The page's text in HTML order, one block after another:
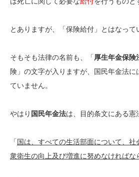
とありますが、「保険給付」とはなって
そもそも法律の名前も、「厚生年金保険
険」の文字が入りますが、国民年金法に
ていません。
やはり 国民年金法は、目的条文にある憲
「 国は、すべての生活部面について、
衆衛生の向上及び増進に努めなければな